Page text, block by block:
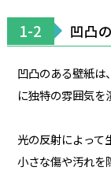
1-2 凹凸
凹凸のある壁紙は
に独特の雰囲気を
光の反射によって
小さな傷や汚れを